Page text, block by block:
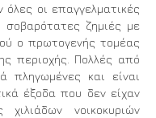
όλες οι επαγγελματικές
ζημιές με
ο πρωτογενής τομέας
περιοχής. Πολλές από
πληγωμένες και είναι
έξοδα που δεν είχαν
νοικοκυριών